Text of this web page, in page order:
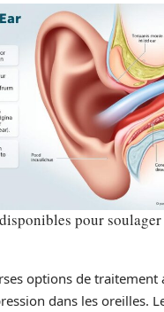
pour
options de traitement
dans les oreilles.